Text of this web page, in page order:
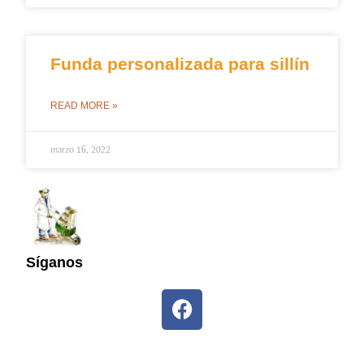
Funda personalizada para sillín
READ MORE »
marzo 16, 2022
Síganos